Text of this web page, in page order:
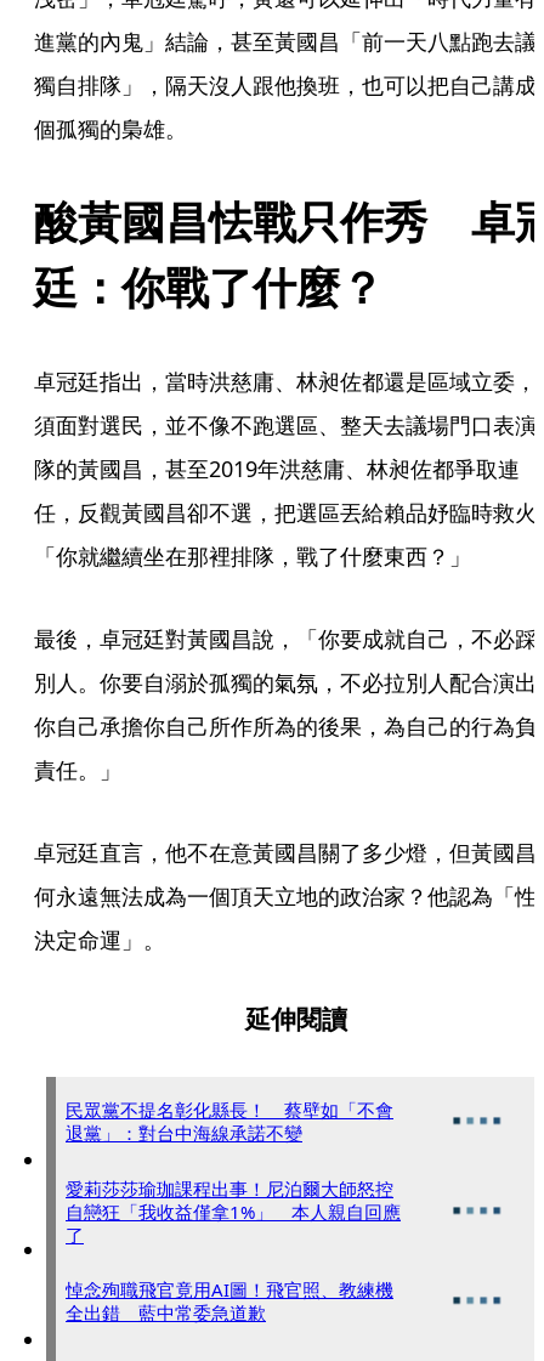
進黨的內鬼」結論，甚至黃國昌「前一天八點跑去議
獨自排隊」，隔天沒人跟他換班，也可以把自己講成
個孤獨的梟雄。
酸黃國昌怯戰只作秀　卓
廷：你戰了什麼？
卓冠廷指出，當時洪慈庸、林昶佐都還是區域立委，
須面對選民，並不像不跑選區、整天去議場門口表演
隊的黃國昌，甚至2019年洪慈庸、林昶佐都爭取連
任，反觀黃國昌卻不選，把選區丟給賴品妤臨時救火
「你就繼續坐在那裡排隊，戰了什麼東西？」
最後，卓冠廷對黃國昌說，「你要成就自己，不必踩
別人。你要自溺於孤獨的氣氛，不必拉別人配合演出
你自己承擔你自己所作所為的後果，為自己的行為負
責任。」
卓冠廷直言，他不在意黃國昌關了多少燈，但黃國昌
何永遠無法成為一個頂天立地的政治家？他認為「性
決定命運」。
延伸閱讀
民眾黨不提名彰化縣長！ 蔡壁如「不會
退黨」：對台中海線承諾不變
愛莉莎莎瑜珈課程出事！尼泊爾大師怒控
自戀狂「我收益僅拿1%」 本人親自回應
了
悼念殉職飛官竟用AI圖！飛官照、教練機
全出錯 藍中常委急道歉